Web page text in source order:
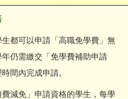
都可以申請「高職免學費」無
仍需繳交「免學費補助申請
間內完成申請。
減免」申請資格的學生，每學